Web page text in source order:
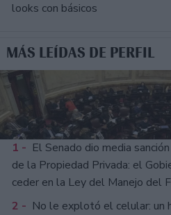
looks con básicos
MÁS LEÍDAS DE PERFIL
1 - El Senado dio media
de la Propiedad Privada: el
ceder en la Ley del Manejo del
2 - No le explotó el celular: un